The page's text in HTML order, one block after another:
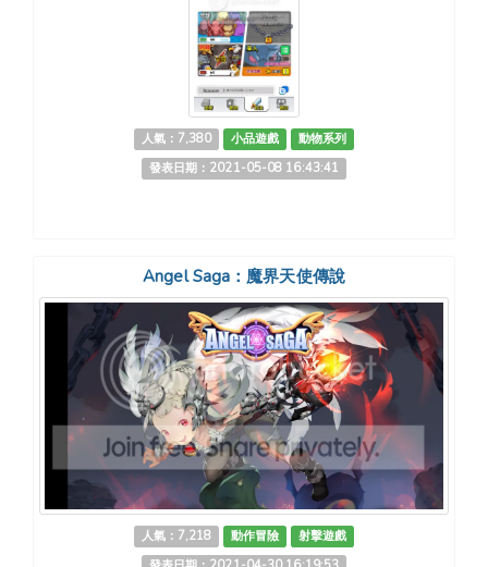
人氣：7,380 小品遊戲
動物系列
發表日期：2021-05-08 16:43:41
Angel Saga：魔界天使傳說
人氣：7,218 動作冒險
射擊遊戲